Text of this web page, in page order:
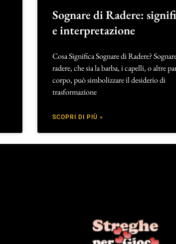
Sognare di Radere:
e interpretazione
Cosa Significa Sognare di Radere?
radere, che sia la barba, i capelli, o altre
corpo, può simbolizzare il desiderio di
trasformazione
SCOPRI DI PIÙ »